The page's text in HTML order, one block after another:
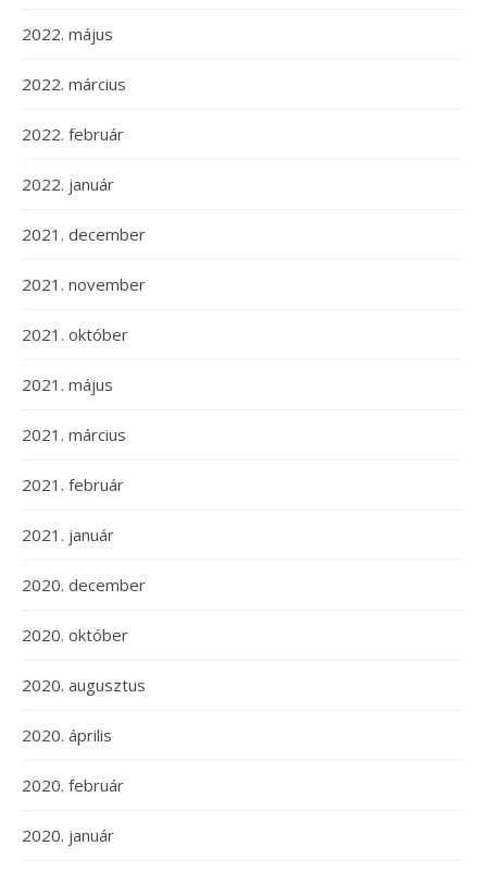
2022. május
2022. március
2022. február
2022. január
2021. december
2021. november
2021. október
2021. május
2021. március
2021. február
2021. január
2020. december
2020. október
2020. augusztus
2020. április
2020. február
2020. január